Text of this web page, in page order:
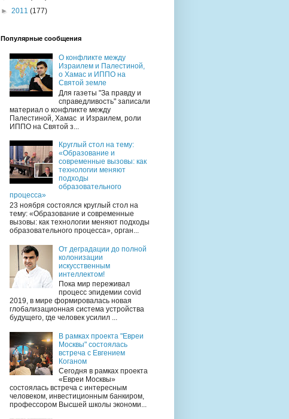
► 2011 (177)
Популярные сообщения
О конфликте между
Израилем и Палестиной,
о Хамас и ИППО на
Святой земле
Для газеты "За правду и
справедливость" записали
материал о конфликте между
Палестиной, Хамас и Израилем, роли
ИППО на Святой з...
Круглый стол на тему:
«Образование и
современные вызовы: как
технологии меняют
подходы
образовательного
процесса»
23 ноября состоялся круглый стол на
тему: «Образование и современные
вызовы: как технологии меняют подходы
образовательного процесса», орган...
От деградации до полной
колонизации
искусственным
интеллектом!
Пока мир переживал
процесс эпидемии covid
2019, в мире формировалась новая
глобализационная система устройства
будущего, где человек усилил ...
В рамках проекта "Евреи
Москвы" состоялась
встреча с Евгением
Коганом
Сегодня в рамках проекта
«Евреи Москвы»
состоялась встреча с интересным
человеком, инвестиционным банкиром,
профессором Высшей школы экономи...